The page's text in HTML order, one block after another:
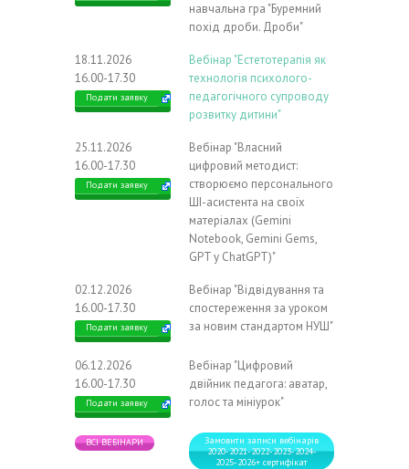
навчальна гра "Буремний
похід дроби. Дроби"
18.11.2026
16.00-17.30
Подати заявку
Вебінар "Естетотерапія як
технологія психолого-
педагогічного супроводу
розвитку дитини"
25.11.2026
16.00-17.30
Подати заявку
Вебінар "Власний
цифровий методист:
створюємо персонального
ШІ-асистента на своїх
матеріалах (Gemini
Notebook, Gemini Gems,
GPT у ChatGPT)"
02.12.2026
16.00-17.30
Подати заявку
Вебінар "Відвідування та
спостереження за уроком
за новим стандартом НУШ"
06.12.2026
16.00-17.30
Подати заявку
Вебінар "Цифровий
двійник педагога: аватар,
голос та мініурок"
ВСІ ВЕБІНАРИ
Замовити записи вебінарів
2020-2021-2022-2023-2024-
2025-2026+ сертифікат